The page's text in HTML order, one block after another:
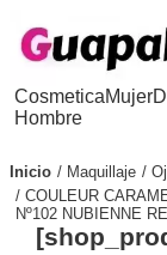
Cosmetica
Hombre
Mujer
Inicio Maquillaje
COULEUR
Nº102 NUBIENNE